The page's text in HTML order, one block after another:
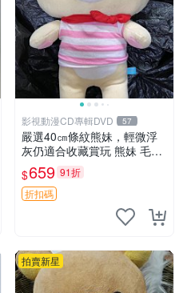
影視動漫CD專輯DVD 57
嚴選40㎝條紋熊妹，輕微浮
灰仍適合收藏賞玩 熊妹 毛絨
玩具 浮雕熊
$659 91折
折扣碼
拍賣新星